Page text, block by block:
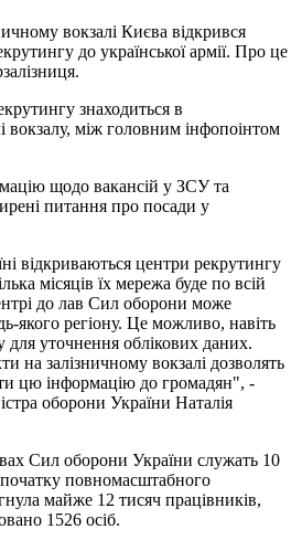
вокзалі Києва відкрився
до української армії. Про це
знаходиться в
вокзалу, між головним інфопоінтом
щодо вакансій у ЗСУ та
питання про посади у
відкриваються центри рекрутингу
місяців їх мережа буде по всій
до лав Сил оборони може
якого регіону. Це можливо, навіть
для уточнення облікових даних.
на залізничному вокзалі дозволять
цю інформацію до громадян", -
оборони України Наталія
Сил оборони України служать 10
початку повномасштабного
майже 12 тисяч працівників,
1526 осіб.